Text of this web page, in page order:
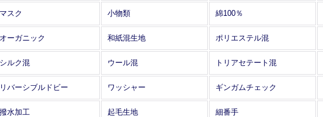
マスク 小物類 綿100％
オーガニック 和紙混生地 ポリエステル混
シルク混 ウール混 トリアセテート混
リバーシブルドビー ワッシャー ギンガムチェック
撥水加工 起毛生地 細番手